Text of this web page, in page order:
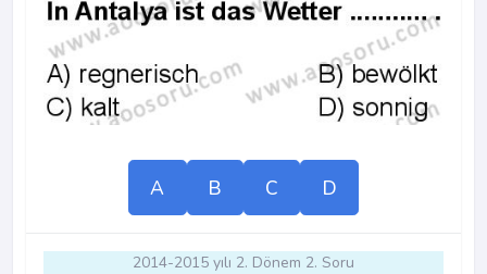
A B C D
2014-2015 yılı 2. Dönem 2. Soru